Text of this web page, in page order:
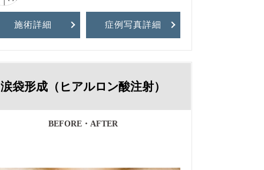
施術詳細 症例写真詳細
涙袋形成（ヒアルロン酸注射）
BEFORE・AFTER